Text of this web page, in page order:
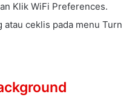
Klik WiFi Preferences.
atau ceklis pada menu Turn